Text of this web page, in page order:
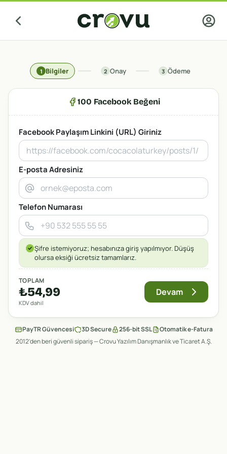
1 Bilgiler 2 Onay 3 Ödeme
100 Facebook Beğeni
Facebook Paylaşım Linkini (URL) Giriniz
E-posta Adresiniz
Telefon Numarası
Şifre istemiyoruz; hesabınıza giriş yapılmıyor. Düşüş
olursa eksiği ücretsiz tamamlarız.
TOPLAM
₺54,99
KDV dahil
Devam
PayTR Güvencesi 3D Secure 256-bit SSL
Otomatik e-Fatura
2012'den beri güvenli sipariş — Crovu Yazılım Danışmanlık ve Ticaret A.Ş.